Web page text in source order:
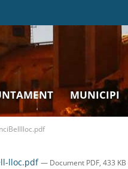
MUNICIPI
lloc.pdf— Document PDF, 433